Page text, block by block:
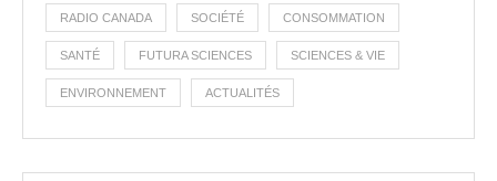
RADIO CANADA SOCIÉTÉ CONSOMMATION
SANTÉ FUTURA SCIENCES SCIENCES & VIE
ENVIRONNEMENT ACTUALITÉS